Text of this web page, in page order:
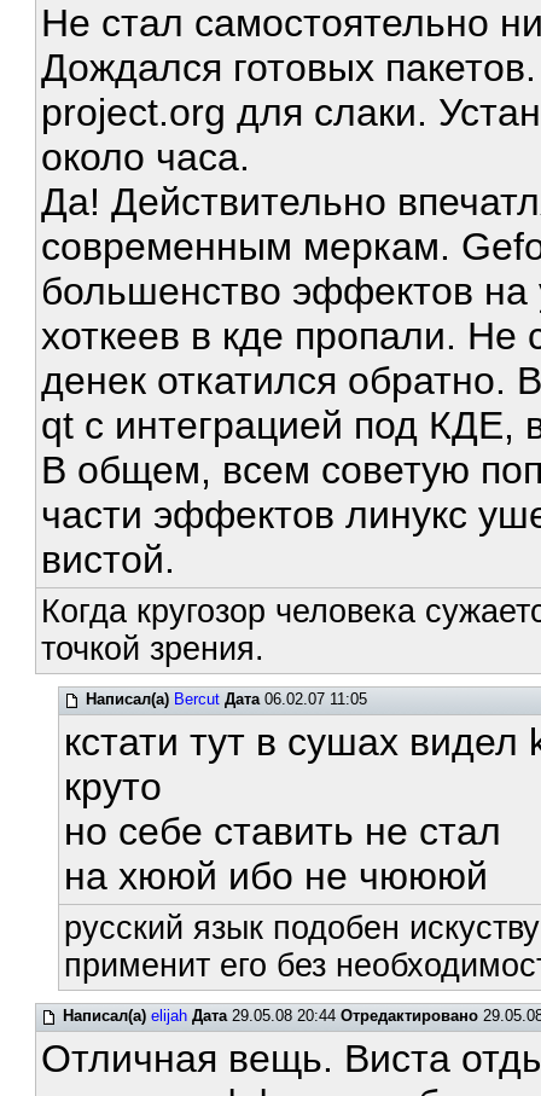
Не стал самостоятельно
Дождался готовых
project.org для слаки.
около часа.
Да! Действительно
современным меркам.
большенство эффектов на
хоткеев в кде пропали. Не
денек откатился обратно.
qt с интеграцией под КДЕ,
В общем, всем советую
части эффектов линукс
вистой.
Когда кругозор человека
точкой зрения.
Написал(а) Bercut Дата06.02.07 11:05
кстати тут в сушах
круто
но себе ставить не стал
на хююй ибо не чюююй
русский язык подобен
применит его без
Написал(а) elijah Дата29.05.08 20:44Отредактировано
Отличная вещь. Виста